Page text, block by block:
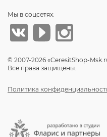
© 2007-2026 «CeresitShop-
Все права защищены.
Мы в соцсетях:
Политика